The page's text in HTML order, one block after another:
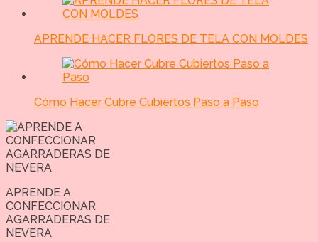
APRENDE HACER FLORES DE TELA CON MOLDES
Cómo Hacer Cubre Cubiertos Paso a Paso
APRENDE A
CONFECCIONAR
AGARRADERAS DE
NEVERA